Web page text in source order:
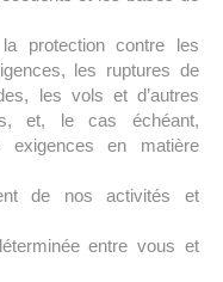
protection contre les
les ruptures de
les vols et d’autres
et, le cas échéant,
exigences en matière
de nos activités et
entre vous et